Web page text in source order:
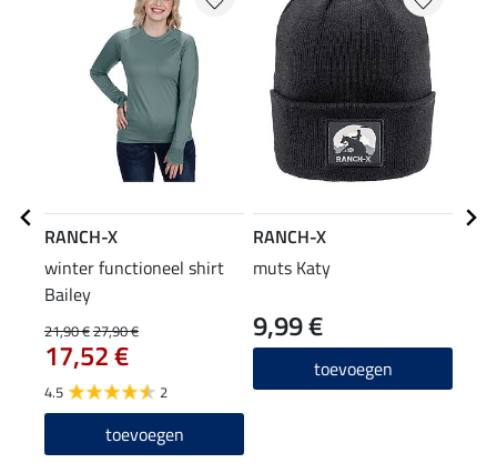
RANCH-X
winter functioneel shirt
Bailey
21,90 €27,90 €
17,52 €
4.5 2
toevoegen
RANCH-X
muts Katy
9,99 €
toevoegen